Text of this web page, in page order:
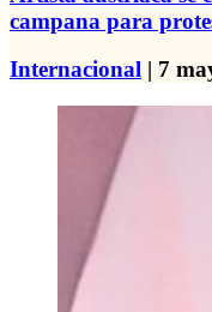
campana para
Internacional | 7